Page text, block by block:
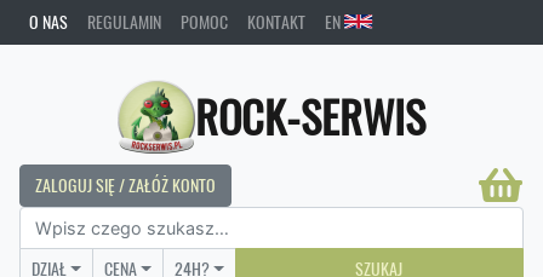
O NAS REGULAMIN POMOC KONTAKT EN
ROCK-SERWIS
ZALOGUJ SIĘ / ZAŁÓŻ KONTO
DZIAŁ CENA 24H? SZUKAJ